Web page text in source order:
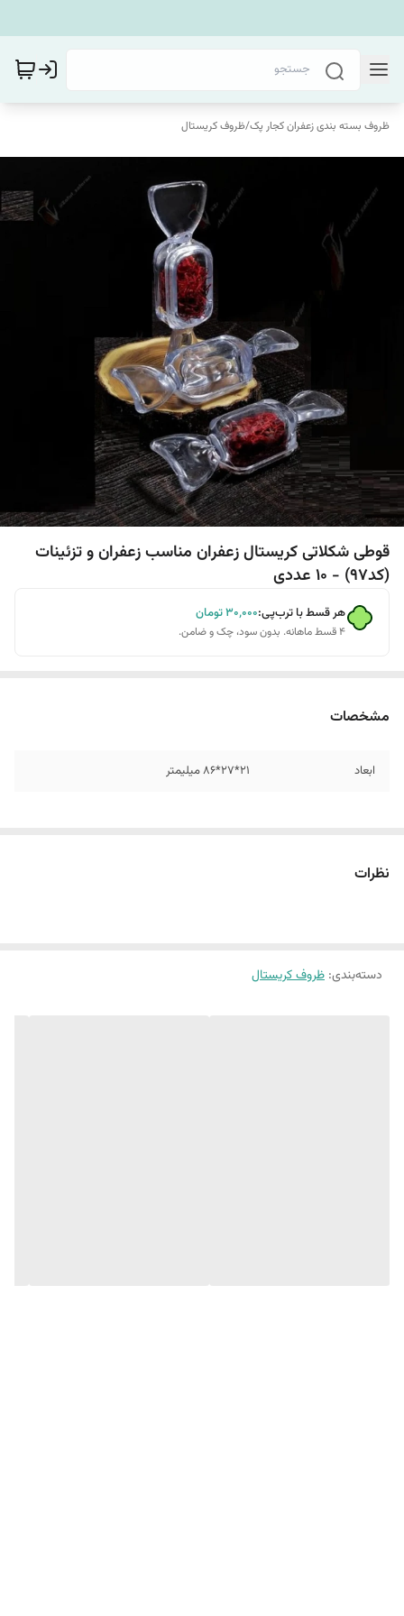
ظروف بسته بندی زعفران کجار پک/ظروف کریستال
قوطی شکلاتی کریستال زعفران مناسب زعفران و تزئینات
(کد97) - 10 عددی
هر قسط با ترب‌پی:۳۰٬۰۰۰تومان
۴ قسط ماهانه. بدون سود، چک و ضامن.
مشخصات
ابعاد 21*27*86 میلیمتر
نظرات
دسته‌بندی: ظروف کریستال